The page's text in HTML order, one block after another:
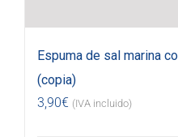
Espuma de sal marina
(copia)
3,90€ (IVA incluido)